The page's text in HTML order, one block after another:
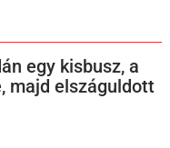
egy kisbusz, a
majd elszáguldott